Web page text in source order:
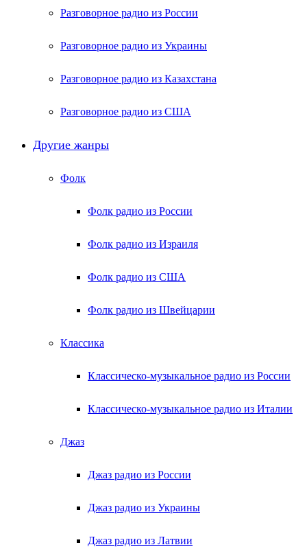
Разговорное радио из России
Разговорное радио из Украины
Разговорное радио из Казахстана
Разговорное радио из США
Другие жанры
Фолк
Фолк радио из России
Фолк радио из Израиля
Фолк радио из США
Фолк радио из Швейцарии
Классика
Классическо-музыкальное радио из России
Классическо-музыкальное радио из Италии
Джаз
Джаз радио из России
Джаз радио из Украины
Джаз радио из Латвии